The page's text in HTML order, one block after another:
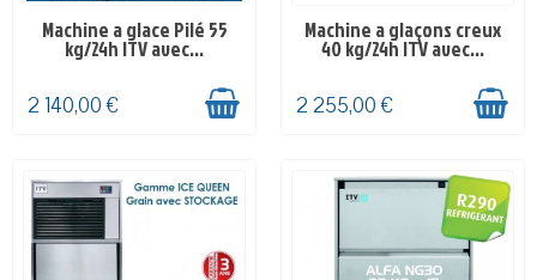
EN STOCK CE JOUR
Machine a glace Pilé 55
kg/24h ITV avec...
2 140,00 €
EN STOCK
Machine a glaçons creux
40 kg/24h ITV avec...
2 255,00 €